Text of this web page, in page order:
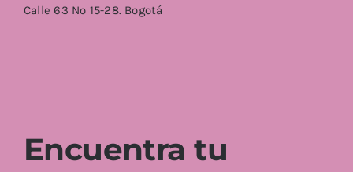
Calle 63 No 15-28. Bogotá
Encuentra tu